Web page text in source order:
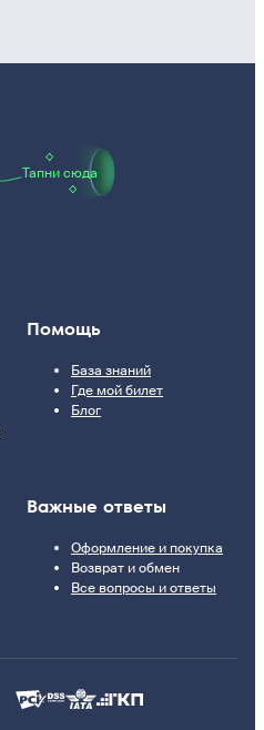
Тапни сюда
Помощь
База знаний
Где мой билет
Блог
Важные ответы
Оформление и покупка
Возврат и обмен
Все вопросы и ответы